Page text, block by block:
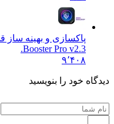
پاکسازی و بهینه ساز
Booster Pro v2.3.
۹٬۴۰۸
خود را بنویسید